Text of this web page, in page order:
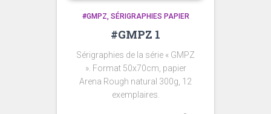
#GMPZ SÉRIGRAPHIES PAPIER
#GMPZ 1
Sérigraphies de la série « GMPZ
». Format 50x70cm, papier
Arena Rough natural 300g, 12
exemplaires.